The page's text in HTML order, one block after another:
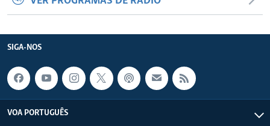
SIGA-NOS
VOA PORTUGUÊS